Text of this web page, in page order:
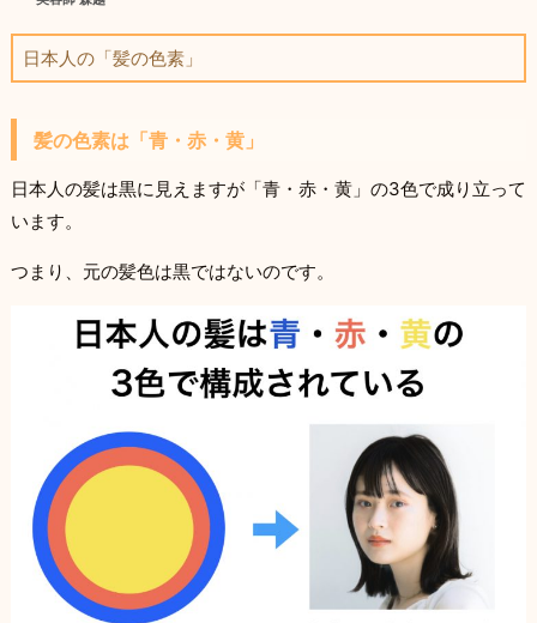
日本人の「髪の色素」
髪の色素は「青・赤・黄」
日本人の髪は黒に見えますが「青・赤・黄」の3色で成り立って
います。
つまり、元の髪色は黒ではないのです。